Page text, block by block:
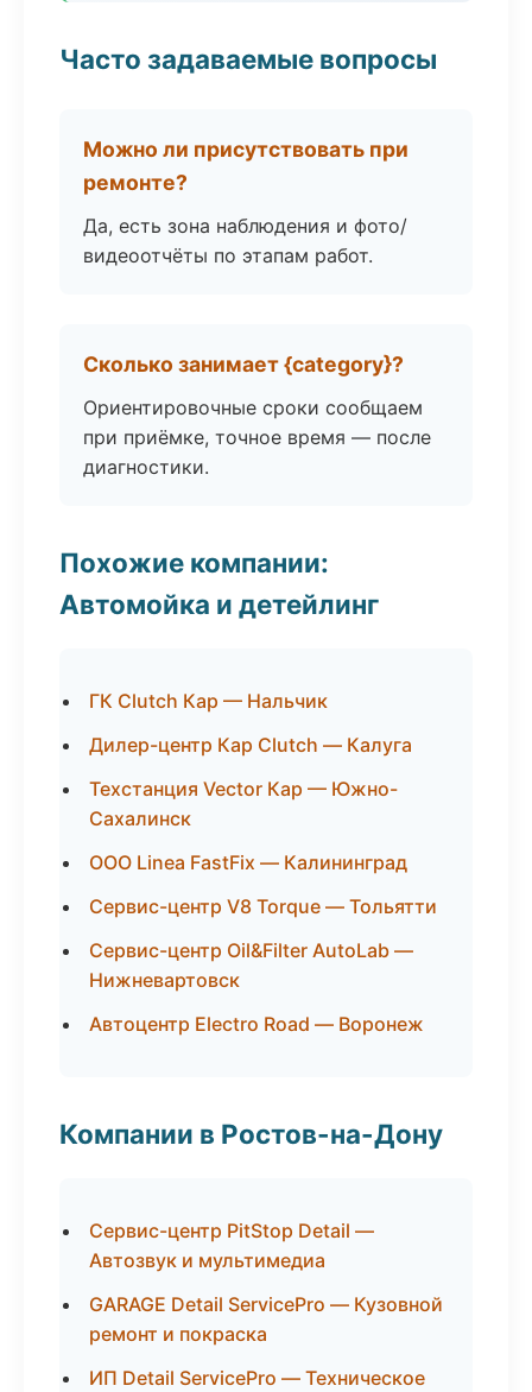
Часто задаваемые вопросы
Можно ли присутствовать при
ремонте?
Да, есть зона наблюдения и фото/
видеоотчёты по этапам работ.
Сколько занимает {category}?
Ориентировочные сроки сообщаем
при приёмке, точное время — после
диагностики.
Похожие компании:
Автомойка и детейлинг
ГК Clutch Кар — Нальчик
Дилер-центр Кар Clutch — Калуга
Техстанция Vector Кар — Южно-
Сахалинск
ООО Linea FastFix — Калининград
Сервис-центр V8 Torque — Тольятти
Сервис-центр Oil&Filter AutoLab —
Нижневартовск
Автоцентр Electro Road — Воронеж
Компании в Ростов-на-Дону
Сервис-центр PitStop Detail —
Автозвук и мультимедиа
GARAGE Detail ServicePro — Кузовной
ремонт и покраска
ИП Detail ServicePro — Техническое